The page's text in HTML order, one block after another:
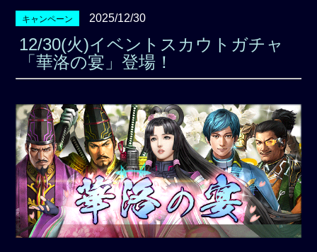
キャンペーン 2025/12/30
12/30(火)イベントスカウトガチャ
「華洛の宴」登場！